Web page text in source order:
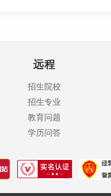
远程
招生院校
招生专业
教育问题
学历问答